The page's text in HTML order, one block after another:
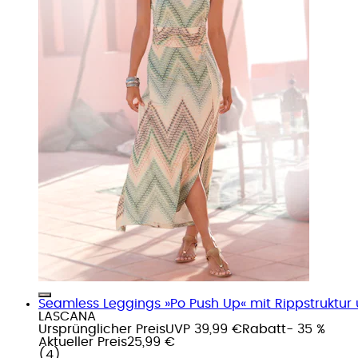
Seamless Leggings »Po Push Up« mit Rippstruktur
LASCANA
Ursprünglicher PreisUVP 39,99 €Rabatt- 35 %
Aktueller Preis25,99 €
( 4 )